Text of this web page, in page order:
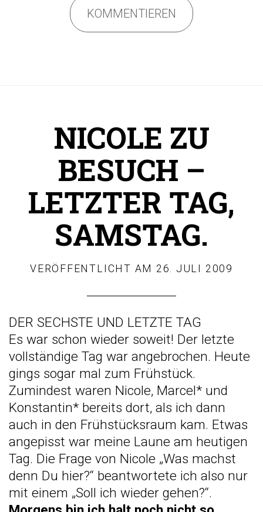
KOMMENTIEREN
NICOLE ZU
BESUCH –
LETZTER TAG,
SAMSTAG.
VERÖFFENTLICHT AM 26. JULI 2009
DER SECHSTE UND LETZTE TAG
Es war schon wieder soweit! Der letzte
vollständige Tag war angebrochen. Heute
gings sogar mal zum Frühstück.
Zumindest waren Nicole, Marcel* und
Konstantin* bereits dort, als ich dann
auch in den Frühstücksraum kam. Etwas
angepisst war meine Laune am heutigen
Tag. Die Frage von Nicole „Was machst
denn Du hier?“ beantwortete ich also nur
mit einem „Soll ich wieder gehen?“.